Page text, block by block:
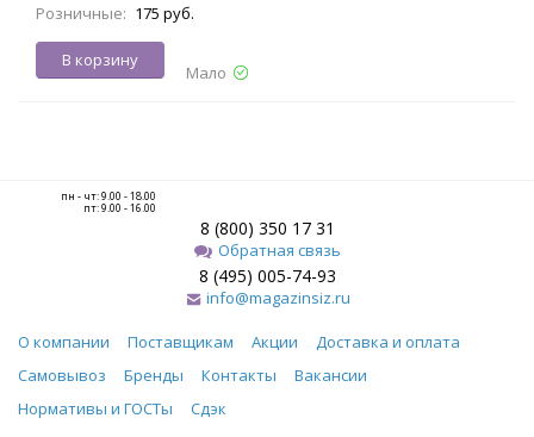
Розничные: 175 руб.
В корзину
Мало
пн - чт: 9.00 - 18.00
пт: 9.00 - 16.00
8 (800) 350 17 31
Обратная связь
8 (495) 005-74-93
info@magazinsiz.ru
О компании Поставщикам Акции
Доставка и оплата
Самовывоз
Бренды Контакты
Вакансии
Нормативы и ГОСТы
Сдэк